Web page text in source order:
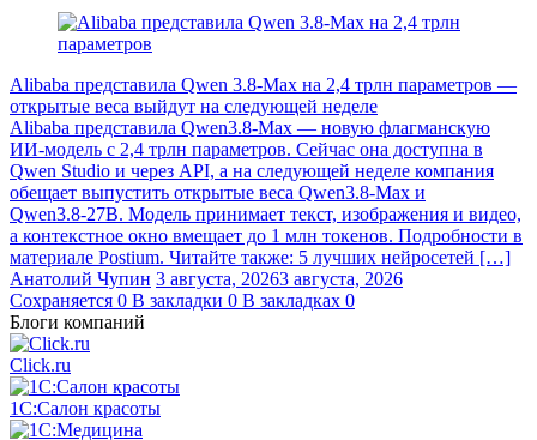
Alibaba представила Qwen 3.8‑Max на 2,4 трлн параметров —
открытые веса выйдут на следующей неделе
Alibaba представила Qwen3.8‑Max — новую флагманскую
ИИ-модель с 2,4 трлн параметров. Сейчас она доступна в
Qwen Studio и через API, а на следующей неделе компания
обещает выпустить открытые веса Qwen3.8‑Max и
Qwen3.8‑27B. Модель принимает текст, изображения и видео,
а контекстное окно вмещает до 1 млн токенов. Подробности в
материале Postium. Читайте также: 5 лучших нейросетей […]
Анатолий Чупин 3 августа, 20263 августа, 2026
Сохраняется 0 В закладки 0 В закладках 0
Блоги компаний
Click.ru
1С:Салон красоты